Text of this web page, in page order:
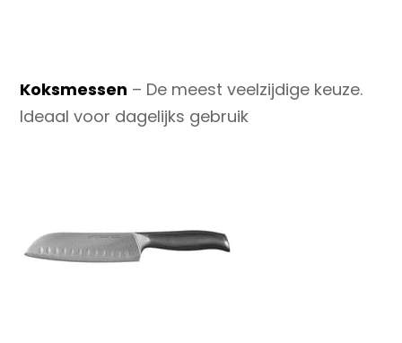
Koksmessen – De meest veelzijdige keuze.
Ideaal voor dagelijks gebruik